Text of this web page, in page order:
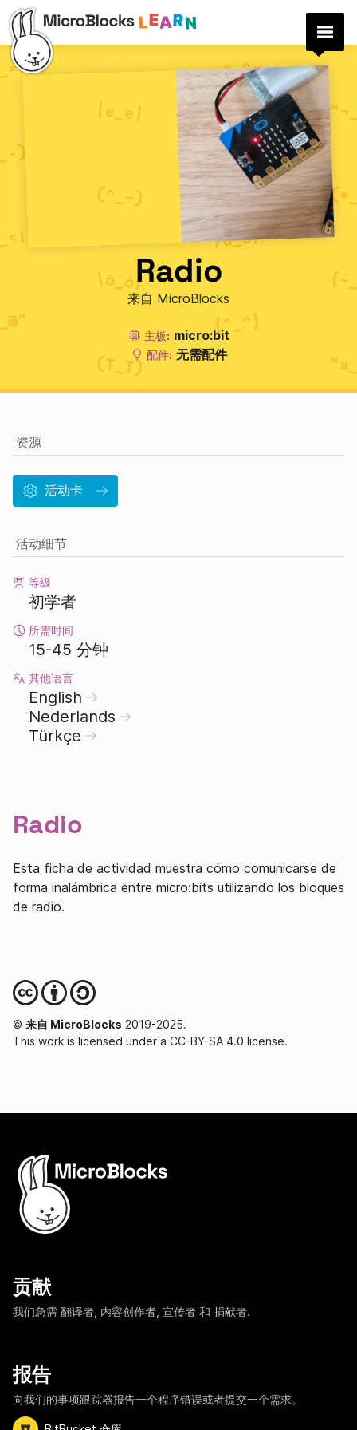
Radio
来自 MicroBlocks
主板: micro:bit
配件: 无需配件
资源
活动卡
活动细节
等级
初学者
所需时间
15-45 分钟
其他语言
English
Nederlands
Türkçe
Radio
Esta ficha de actividad muestra cómo comunicarse de
forma inalámbrica entre micro:bits utilizando los bloques
de radio.
© 来自 MicroBlocks 2019-2025.
This work is licensed under a CC-BY-SA 4.0 license.
贡献
我们急需 翻译者 内容创作者 宣传者 和 捐献者.
报告
向我们的事项跟踪器报告一个程序错误或者提交一个需求。